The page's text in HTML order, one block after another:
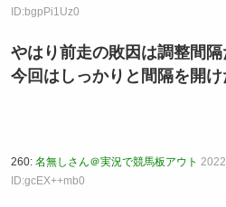
ID:bgpPi1Uz0
やはり前走の敗因は調整間隔
今回はしっかりと間隔を開
260: 名無しさん＠実況で競馬板アウト
ID:gcEX++mb0